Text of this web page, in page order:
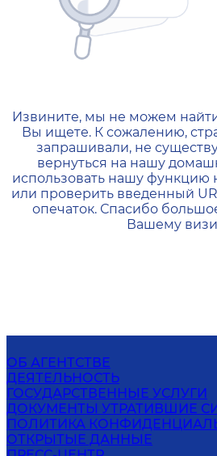
404 —
Извините, мы не можем
Вы ищете. К сожалению,
запрашивали, не
вернуться на нашу
использовать нашу функцию
или проверить введенный
опечаток. Спасибо
Вашему
ОБ АГЕНТСТВЕ
ДЕЯТЕЛЬНОСТЬ
ГОСУДАРСТВЕННЫЕ УСЛУГИ
ДОКУМЕНТЫ УТРАТИВШИЕ
ПОЛИТИКА
ОТКРЫТЫЕ ДАННЫЕ